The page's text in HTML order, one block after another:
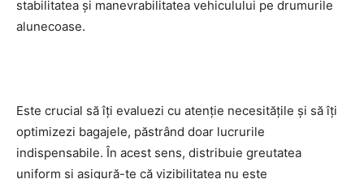
stabilitatea și manevrabilitatea vehiculului pe drumurile
alunecoase.
Este crucial să îți evaluezi cu atenție necesitățile și să îți
optimizezi bagajele, păstrând doar lucrurile
indispensabile. În acest sens, distribuie greutatea
uniform și asigură-te că vizibilitatea nu este